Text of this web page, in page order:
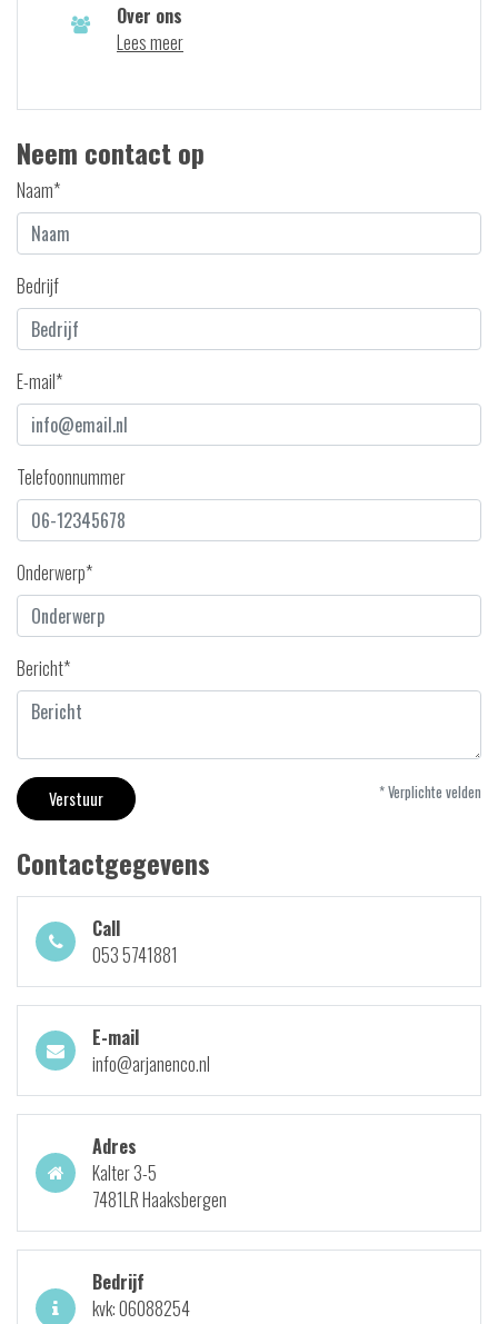
Over ons
Lees meer
Neem contact op
Naam*
Bedrijf
E-mail*
Telefoonnummer
Onderwerp*
Bericht*
Verstuur * Verplichte velden
Contactgegevens
Call
053 5741881
E-mail
info@arjanenco.nl
Adres
Kalter 3-5
7481LR Haaksbergen
Bedrijf
kvk: 06088254